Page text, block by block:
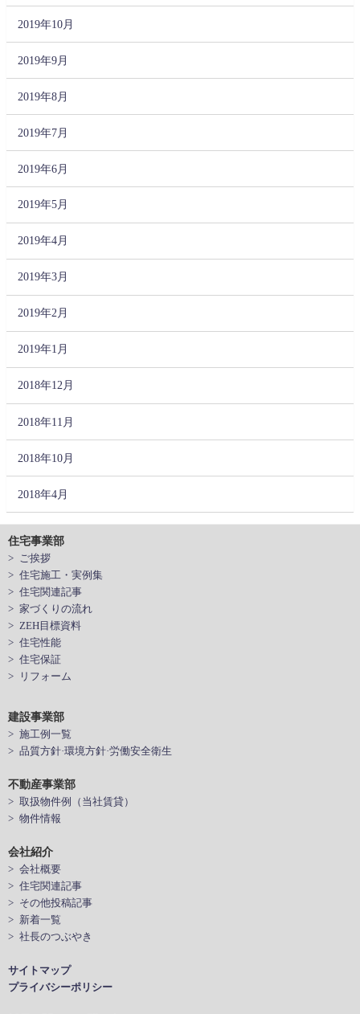
2019年10月
2019年9月
2019年8月
2019年7月
2019年6月
2019年5月
2019年4月
2019年3月
2019年2月
2019年1月
2018年12月
2018年11月
2018年10月
2018年4月
住宅事業部
> ご挨拶
> 住宅施工・実例集
> 住宅関連記事
> 家づくりの流れ
> ZEH目標資料
> 住宅性能
> 住宅保証
> リフォーム
建設事業部
> 施工例一覧
> 品質方針·環境方針·労働安全衛生
不動産事業部
> 取扱物件例（当社賃貸）
> 物件情報
会社紹介
> 会社概要
> 住宅関連記事
> その他投稿記事
> 新着一覧
> 社長のつぶやき
サイトマップ
プライバシーポリシー